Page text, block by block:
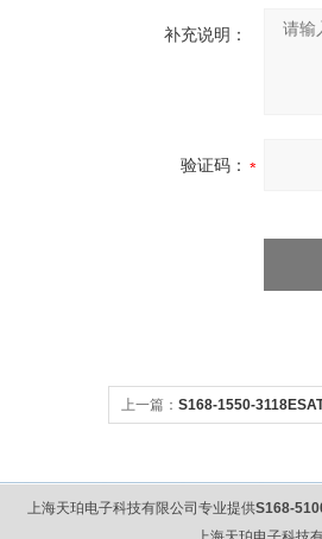
补充说明：
验证码：
上一篇： S168-1550-
上海天珀电子科技有限公司专业提供S168-